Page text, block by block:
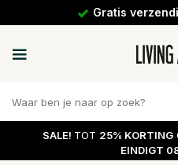
Gratis
SALE! TOT 25% KORTING
EINDIGT